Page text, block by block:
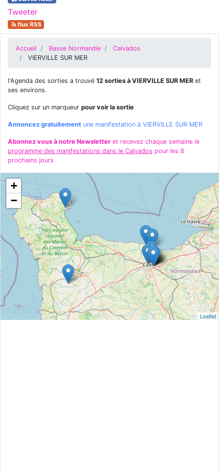
Tweeter
flux RSS
Accueil Basse Normandie
Calvados
VIERVILLE SUR MER
l'Agenda des sorties a trouvé 12 sorties à VIERVILLE SUR MER et
ses environs.
Cliquez sur un marqueur pour voir la sortie
Annoncez gratuitement une manifestation à VIERVILLE SUR MER
Abonnez vous à notre Newsletter et recevez chaque semaine le
programme des manifestations dans le Calvados pour les 8
prochains jours
+
−
Leaflet